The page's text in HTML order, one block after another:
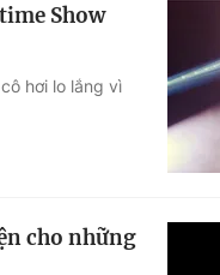
Show
hơi lo lắng vì
cho những